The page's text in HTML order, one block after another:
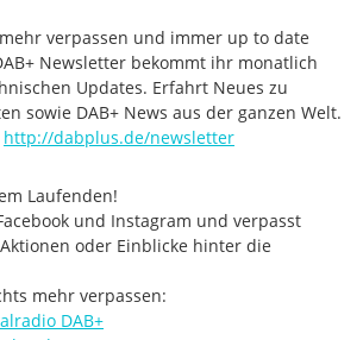
verpassen und immer up to date
Newsletter bekommt ihr monatlich
Updates. Erfahrt Neues zu
sowie DAB+ News aus der ganzen Welt.
http://dabplus.de/newsletter
Laufenden!
und Instagram und verpasst
oder Einblicke hinter die
mehr verpassen:
DAB+